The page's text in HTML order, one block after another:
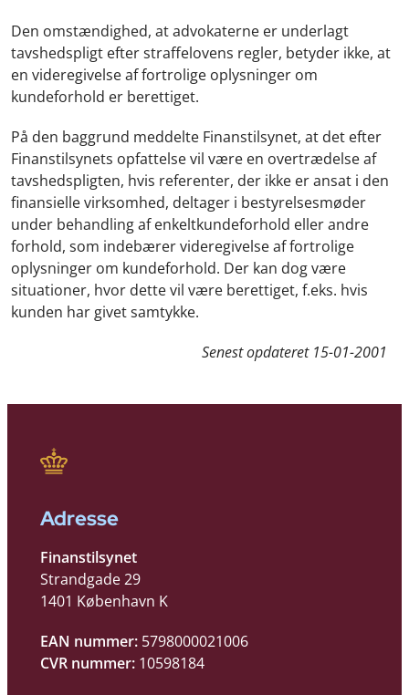
Den omstændighed, at advokaterne er underlagt
tavshedspligt efter straffelovens regler, betyder ikke, at
en videregivelse af fortrolige oplysninger om
kundeforhold er berettiget.
På den baggrund meddelte Finanstilsynet, at det efter
Finanstilsynets opfattelse vil være en overtrædelse af
tavshedspligten, hvis referenter, der ikke er ansat i den
finansielle virksomhed, deltager i bestyrelsesmøder
under behandling af enkeltkundeforhold eller andre
forhold, som indebærer videregivelse af fortrolige
oplysninger om kundeforhold. Der kan dog være
situationer, hvor dette vil være berettiget, f.eks. hvis
kunden har givet samtykke.
Senest opdateret 15-01-2001
Adresse
Finanstilsynet
Strandgade 29
1401 København K
EAN nummer: 5798000021006
CVR nummer: 10598184